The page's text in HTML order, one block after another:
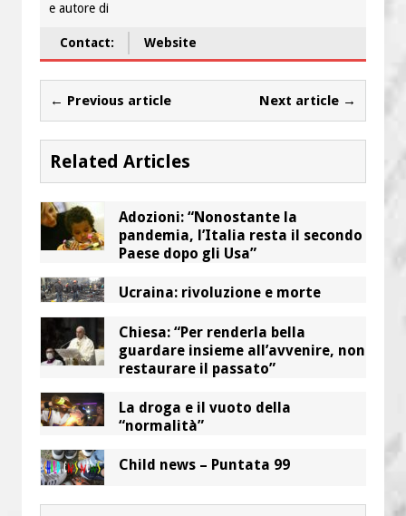
e autore di
Contact: Website
← Previous article Next article →
Related Articles
Adozioni: “Nonostante la
pandemia, l’Italia resta il secondo
Paese dopo gli Usa”
Ucraina: rivoluzione e morte
Chiesa: “Per renderla bella
guardare insieme all’avvenire, non
restaurare il passato”
La droga e il vuoto della
“normalità”
Child news – Puntata 99